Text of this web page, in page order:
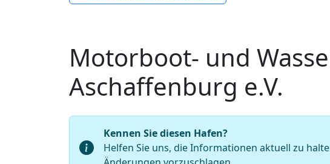
Motorboot- und
Aschaffenburg e.V.
Kennen Sie diesen Hafen?
Helfen Sie uns, die Informationen aktuell zu